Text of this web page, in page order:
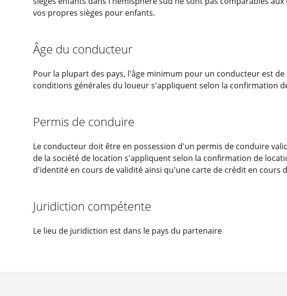
vos propres sièges pour enfants.
Âge du conducteur
Pour la plupart des pays, l'âge minimum pour un conducteur est
conditions générales du loueur s'appliquent selon la confirmation
Permis de conduire
Le conducteur doit être en possession d'un permis de conduire
de la société de location s'appliquent selon la confirmation de
d'identité en cours de validité ainsi qu'une carte de crédit en cours
Juridiction compétente
Le lieu de juridiction est dans le pays du partenaire